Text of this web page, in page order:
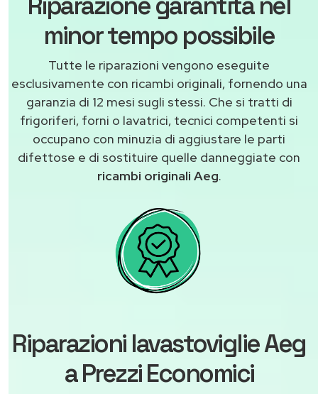
minor tempo possibile
Tutte le riparazioni vengono eseguite
esclusivamente con ricambi originali, fornendo una
garanzia di 12 mesi sugli stessi. Che si tratti di
frigoriferi, forni o lavatrici, tecnici competenti si
occupano con minuzia di aggiustare le parti
difettose e di sostituire quelle danneggiate con
ricambi originali Aeg.
Riparazioni lavastoviglie Aeg
a Prezzi Economici